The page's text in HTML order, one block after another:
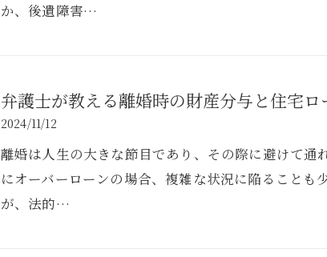
か、後遺障害…
弁護士が教える離婚時の財産分与と住宅
2024/11/12
離婚は人生の大きな節目であり、その際に避けて
にオーバーローンの場合、複雑な状況に陥ること
が、法的…